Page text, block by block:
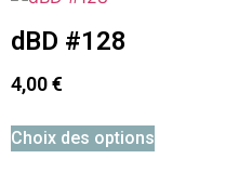
dBD #128
4,00€
Choix des options